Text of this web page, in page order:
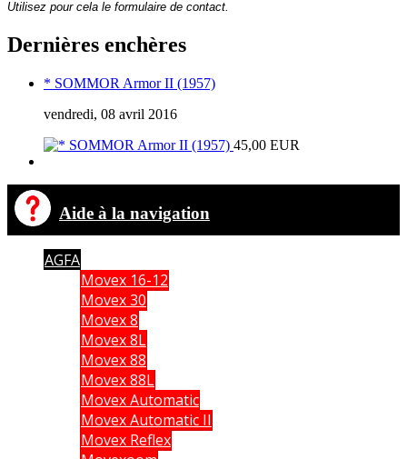
Utilisez pour cela le formulaire de contact.
Dernières enchères
* SOMMOR Armor II (1957)
vendredi, 08 avril 2016
45,00 EUR
Aide à la navigation
AGFA
Movex 16-12
Movex 30
Movex 8
Movex 8L
Movex 88
Movex 88L
Movex Automatic
Movex Automatic II
Movex Reflex